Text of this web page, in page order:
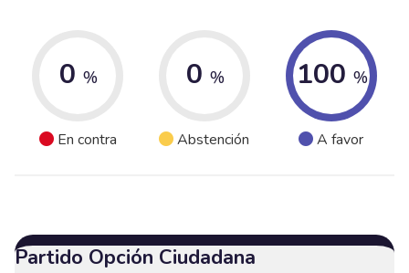
0 %
En contra
0 %
Abstención
100 %
A favor
Partido Opción Ciudadana